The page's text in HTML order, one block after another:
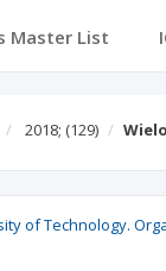
Master List
2018; (129)
of Technology.